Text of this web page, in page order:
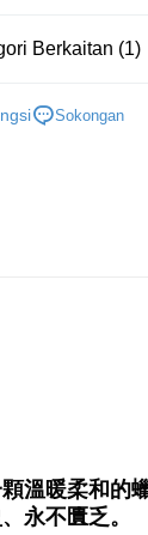
Penghantaran
pesanan |
atau lebih
門市自取
Berkaitan (1)
Sokongan
溫暖柔和的
永不匱乏。